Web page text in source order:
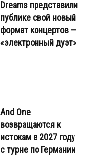
Dreams представили
публике свой новый
формат концертов —
«электронный дуэт»
And One
возвращаются к
истокам в 2027 году
с турне по Германии